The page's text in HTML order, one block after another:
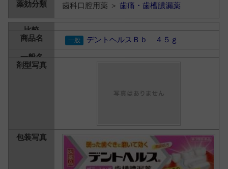
歯科口腔用薬 ＞歯痛・歯槽膿漏薬
デントヘルスＢｂ ４５ｇ